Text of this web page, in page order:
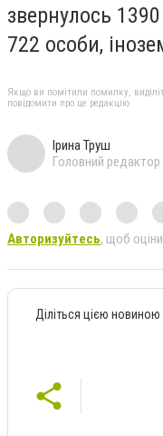
звернулось
722 особи,
Якщо ви помітили помилку,
повідомити про це редакцію
Ірина Труш
Головний редактор
Авторизуйтесь, щоб
Діліться цією новиною